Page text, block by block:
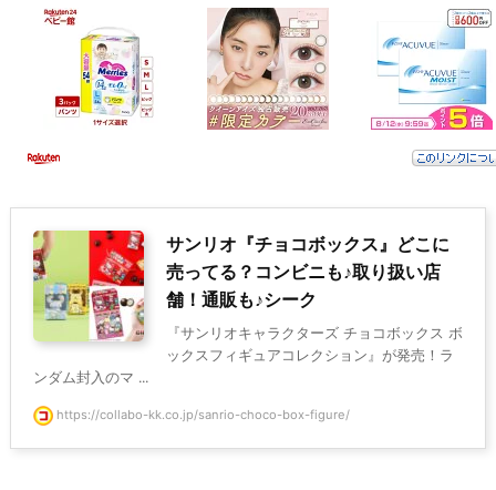
サンリオ『チョコボックス』どこに
売ってる？コンビニも♪取り扱い店
舗！通販も♪シーク
『サンリオキャラクターズ チョコボックス ボ
ックスフィギュアコレクション』が発売！ラ
ンダム封入のマ ...
https://collabo-kk.co.jp/sanrio-choco-box-figure/